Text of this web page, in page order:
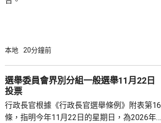
本地 20分鐘前
選舉委員會界別分組一般選舉11月22日
投票
行政長官根據《行政長官選舉條例》附表第16
條，指明今年11月22日的星期日，為2026年